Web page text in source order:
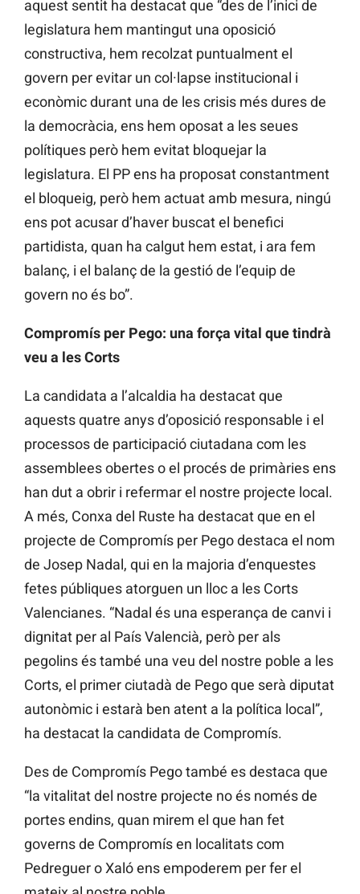
aquest sentit ha destacat que “des de l’inici de
legislatura hem mantingut una oposició
constructiva, hem recolzat puntualment el
govern per evitar un col·lapse institucional i
econòmic durant una de les crisis més dures de
la democràcia, ens hem oposat a les seues
polítiques però hem evitat bloquejar la
legislatura. El PP ens ha proposat constantment
el bloqueig, però hem actuat amb mesura, ningú
ens pot acusar d’haver buscat el benefici
partidista, quan ha calgut hem estat, i ara fem
balanç, i el balanç de la gestió de l’equip de
govern no és bo”.
Compromís per Pego: una força vital que tindrà
veu a les Corts
La candidata a l’alcaldia ha destacat que
aquests quatre anys d’oposició responsable i el
processos de participació ciutadana com les
assemblees obertes o el procés de primàries ens
han dut a obrir i refermar el nostre projecte local.
A més, Conxa del Ruste ha destacat que en el
projecte de Compromís per Pego destaca el nom
de Josep Nadal, qui en la majoria d’enquestes
fetes públiques atorguen un lloc a les Corts
Valencianes. “Nadal és una esperança de canvi i
dignitat per al País Valencià, però per als
pegolins és també una veu del nostre poble a les
Corts, el primer ciutadà de Pego que serà diputat
autonòmic i estarà ben atent a la política local”,
ha destacat la candidata de Compromís.
Des de Compromís Pego també es destaca que
“la vitalitat del nostre projecte no és només de
portes endins, quan mirem el que han fet
governs de Compromís en localitats com
Pedreguer o Xaló ens empoderem per fer el